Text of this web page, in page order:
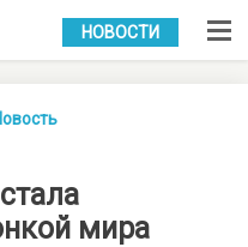
УКР РУС
НОВОСТИ
мира